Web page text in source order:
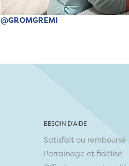
@GROMGREMI
BESOIN D'AIDE
Satisfait ou remboursé
Parrainage et fidélité